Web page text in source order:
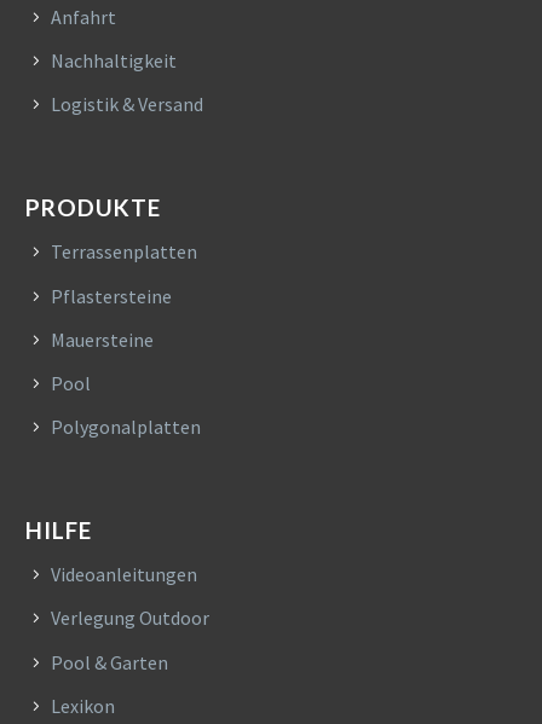
Anfahrt
Nachhaltigkeit
Logistik & Versand
PRODUKTE
Terrassenplatten
Pflastersteine
Mauersteine
Pool
Polygonalplatten
HILFE
Videoanleitungen
Verlegung Outdoor
Pool & Garten
Lexikon